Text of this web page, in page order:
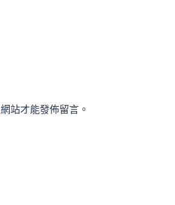
網站才能發佈留言。